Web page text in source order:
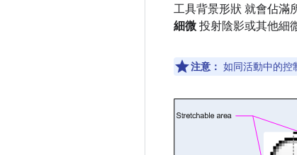
工具背景形狀 就會佔滿
細微 投射陰影或其他細
注意： 如同活動中的控